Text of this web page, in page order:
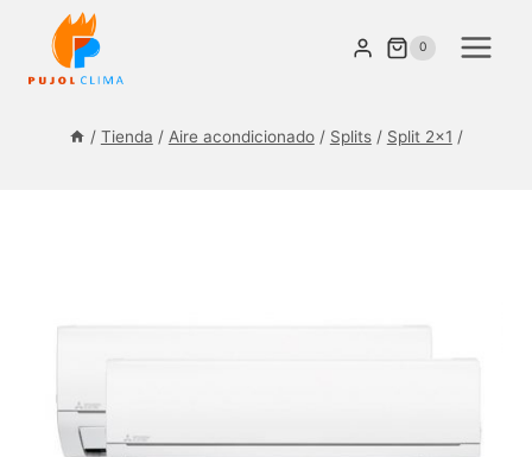
contenido
0
/ Tienda / Aire acondicionado / Splits / Split 2×1 /